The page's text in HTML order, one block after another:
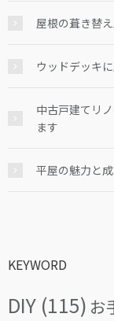
屋根の葺き替
ウッドデッキ
中古戸建てリ
ます
平屋の魅力と
KEYWORD
DIY (115) お